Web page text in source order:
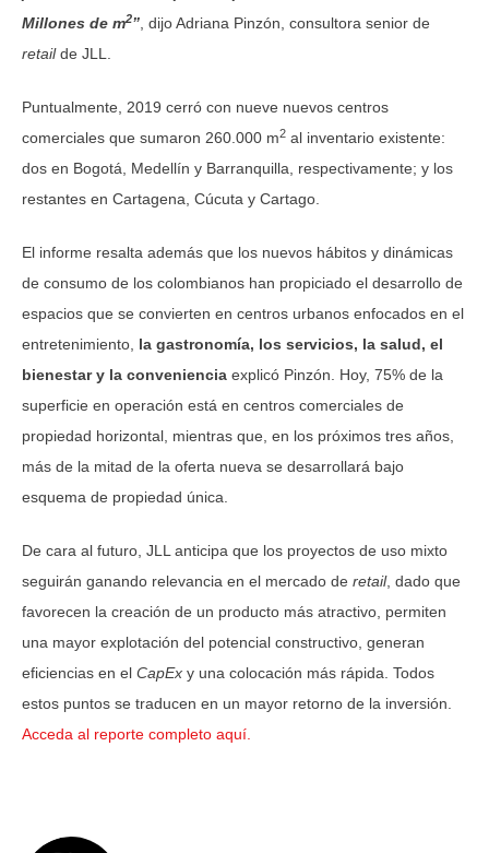
Millones de m2” , dijo Adriana Pinzón, consultora senior de
retailde JLL.
Puntualmente, 2019 cerró con nueve nuevos centros
comerciales que sumaron 260.000 m2 al inventario existente:
dos en Bogotá, Medellín y Barranquilla, respectivamente; y los
restantes en Cartagena, Cúcuta y Cartago.
El informe resalta además que los nuevos hábitos y dinámicas
de consumo de los colombianos han propiciado el desarrollo de
espacios que se convierten en centros urbanos enfocados en el
entretenimiento, la gastronomía, los servicios, la salud, el
bienestar y la conveniencia explicó Pinzón. Hoy, 75% de la
superficie en operación está en centros comerciales de
propiedad horizontal, mientras que, en los próximos tres años,
más de la mitad de la oferta nueva se desarrollará bajo
esquema de propiedad única.
De cara al futuro, JLL anticipa que los proyectos de uso mixto
seguirán ganando relevancia en el mercado de retail, dado que
favorecen la creación de un producto más atractivo, permiten
una mayor explotación del potencial constructivo, generan
eficiencias en el CapEx y una colocación más rápida. Todos
estos puntos se traducen en un mayor retorno de la inversión.
Acceda al reporte completo aquí.